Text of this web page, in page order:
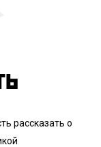
рассказать о